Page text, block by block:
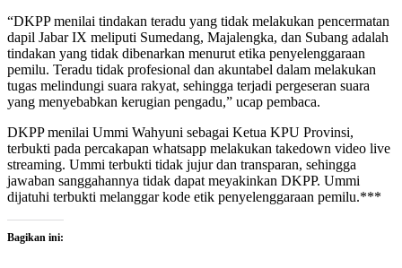
“DKPP menilai tindakan teradu yang tidak melakukan pencermatan
dapil Jabar IX meliputi Sumedang, Majalengka, dan Subang adalah
tindakan yang tidak dibenarkan menurut etika penyelenggaraan
pemilu. Teradu tidak profesional dan akuntabel dalam melakukan
tugas melindungi suara rakyat, sehingga terjadi pergeseran suara
yang menyebabkan kerugian pengadu,” ucap pembaca.
DKPP menilai Ummi Wahyuni sebagai Ketua KPU Provinsi,
terbukti pada percakapan whatsapp melakukan takedown video live
streaming. Ummi terbukti tidak jujur dan transparan, sehingga
jawaban sanggahannya tidak dapat meyakinkan DKPP. Ummi
dijatuhi terbukti melanggar kode etik penyelenggaraan pemilu.***
Bagikan ini: